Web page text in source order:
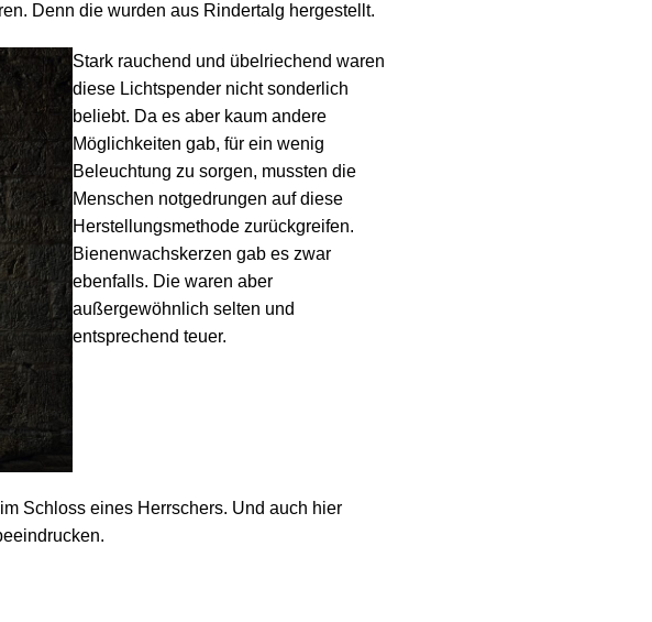
Denn die wurden aus Rindertalg hergestellt.
Stark rauchend und übelriechend waren
diese Lichtspender nicht sonderlich
beliebt. Da es aber kaum andere
Möglichkeiten gab, für ein wenig
Beleuchtung zu sorgen, mussten die
Menschen notgedrungen auf diese
Herstellungsmethode zurückgreifen.
Bienenwachskerzen gab es zwar
ebenfalls. Die waren aber
außergewöhnlich selten und
entsprechend teuer.
Schloss eines Herrschers. Und auch hier